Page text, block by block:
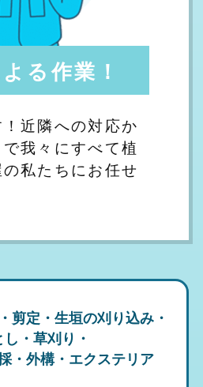
る作業！
近隣への対応か
我々にすべて植
私たちにお任せ
剪定・生垣の刈り込み・
・草刈り・
・外構・エクステリア